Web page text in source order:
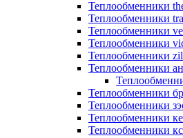
Теплообменники
Теплообменники
Теплообменники
Теплообменники
Теплообменники
Теплообменники
Теплообменники
Теплообменники
Теплообменники
Теплообменники кс